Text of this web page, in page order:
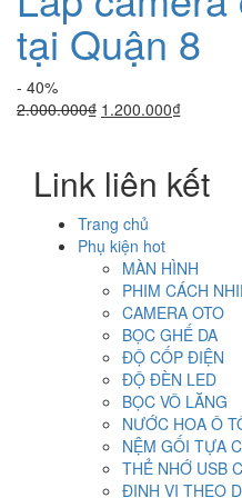
tại Quận 8
- 40%
2.000.000₫ Giá
2.000.000₫.
1.200.000₫Giá
là:
Link liên kết
Trang chủ
Phụ kiện hot
MÀN HÌNH
PHIM CÁCH
CAMERA OTO
BỌC GHẾ DA
ĐỘ CỐP ĐIỆN
ĐỘ ĐÈN LED
BỌC VÔ LĂNG
NƯỚC HOA Ô
NỆM GỐI TỰA
THẺ NHỚ USB
ĐỊNH VỊ THEO